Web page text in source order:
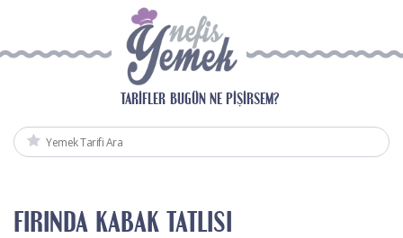
TARIFLER BUGÜN NE PIŞIRSEM?
FIRINDA KABAK TATLISI